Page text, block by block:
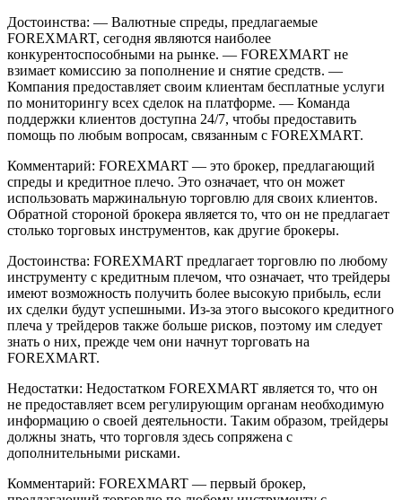
Достоинства: — Валютные спреды, предлагаемые
FOREXMART, сегодня являются наиболее
конкурентоспособными на рынке. — FOREXMART не
взимает комиссию за пополнение и снятие средств. —
Компания предоставляет своим клиентам бесплатные услуги
по мониторингу всех сделок на платформе. — Команда
поддержки клиентов доступна 24/7, чтобы предоставить
помощь по любым вопросам, связанным с FOREXMART.
Комментарий: FOREXMART — это брокер, предлагающий
спреды и кредитное плечо. Это означает, что он может
использовать маржинальную торговлю для своих клиентов.
Обратной стороной брокера является то, что он не предлагает
столько торговых инструментов, как другие брокеры.
Достоинства: FOREXMART предлагает торговлю по любому
инструменту с кредитным плечом, что означает, что трейдеры
имеют возможность получить более высокую прибыль, если
их сделки будут успешными. Из-за этого высокого кредитного
плеча у трейдеров также больше рисков, поэтому им следует
знать о них, прежде чем они начнут торговать на
FOREXMART.
Недостатки: Недостатком FOREXMART является то, что он
не предоставляет всем регулирующим органам необходимую
информацию о своей деятельности. Таким образом, трейдеры
должны знать, что торговля здесь сопряжена с
дополнительными рисками.
Комментарий: FOREXMART — первый брокер,